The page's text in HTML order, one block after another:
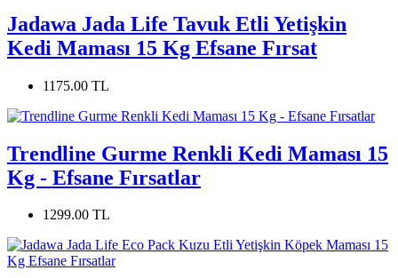
Jadawa Jada Life Tavuk Etli Yetişkin
Kedi Maması 15 Kg Efsane Fırsat
1175.00 TL
Trendline Gurme Renkli Kedi Maması 15
Kg - Efsane Fırsatlar
1299.00 TL